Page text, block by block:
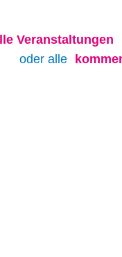
Veranstaltungen
oder alle